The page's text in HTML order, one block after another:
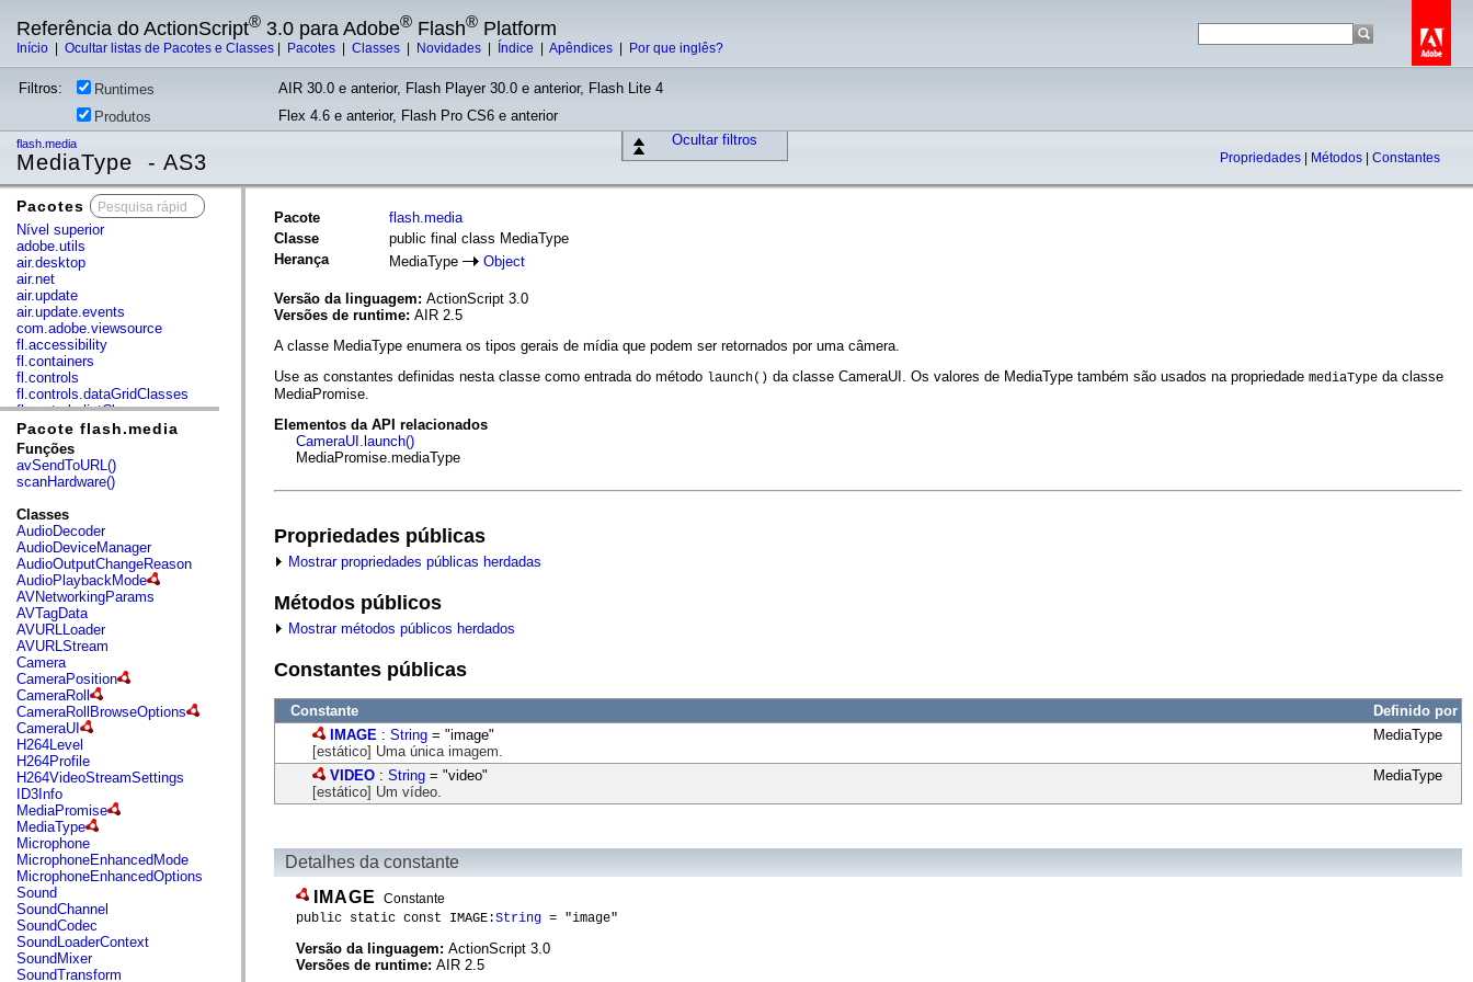
Referência do ActionScript® 3.0 para Adobe® Flash® Platform
Início Ocultar listas de Pacotes e Classes Pacotes Classes Novidades Índice Apêndices Por que inglês?
Filtros: Runtimes
AIR 30.0 e anterior, Flash Player 30.0 e anterior, Flash Lite 4
Produtos
Flex 4.6 e anterior, Flash Pro CS6 e anterior
Ocultar filtros
flash.media
MediaType - AS3 Propriedades Métodos Constantes
Pacotes
Nível superior
adobe.utils
air.desktop
air.net
air.update
air.update.events
com.adobe.viewsource
fl.accessibility
fl.containers
fl.controls
fl.controls.dataGridClasses
fl.controls.listClasses
fl.controls.progressBarClasses
fl.core
fl.data
fl.display
fl.ik
fl.lang
fl.livepreview
fl.managers
fl.motion
fl.motion.easing
fl.rsl
fl.text
fl.transitions
fl.transitions.easing
fl.video
flash.accessibility
flash.concurrent
flash.crypto
flash.data
flash.desktop
flash.display
flash.display3D
flash.display3D.textures
flash.errors
flash.events
flash.external
flash.filesystem
flash.filters
flash.geom
flash.globalization
flash.html
flash.media
flash.net
Pacote flash.media
Funções
avSendToURL()
scanHardware()
Classes
AudioDecoder
AudioDeviceManager
AudioOutputChangeReason
AudioPlaybackMode
AVNetworkingParams
AVTagData
AVURLLoader
AVURLStream
Camera
CameraPosition
CameraRoll
CameraRollBrowseOptions
CameraUI
H264Level
H264Profile
H264VideoStreamSettings
ID3Info
MediaPromise
MediaType
Microphone
MicrophoneEnhancedMode
MicrophoneEnhancedOptions
Sound
SoundChannel
SoundCodec
SoundLoaderContext
SoundMixer
SoundTransform
Pacote
flash.media
Classe
public final class MediaType
Herança
MediaType Object
Versão da linguagem: ActionScript 3.0
Versões de runtime: AIR 2.5
A classe MediaType enumera os tipos gerais de mídia que podem ser retornados por uma câmera.
Use as constantes definidas nesta classe como entrada do método launch() da classe CameraUI. Os valores de MediaType também são usados na propriedade mediaType da classe
MediaPromise.
Elementos da API relacionados
CameraUI.launch()
MediaPromise.mediaType
Propriedades públicas
Mostrar propriedades públicas herdadas
Métodos públicos
Mostrar métodos públicos herdados
Constantes públicas
Constante
Definido por
IMAGE : String = "image"
[estático] Uma única imagem.
MediaType
VIDEO : String = "video"
[estático] Um vídeo.
MediaType
Detalhes da constante
IMAGE
Constante
public static const IMAGE:String = "image"
Versão da linguagem: ActionScript 3.0
Versões de runtime: AIR 2.5